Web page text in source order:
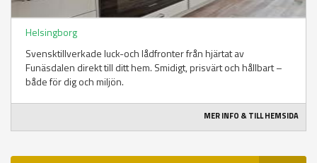
Helsingborg
Svensktillverkade luck-och lådfronter från hjärtat av
Funäsdalen direkt till ditt hem. Smidigt, prisvärt och hållbart –
både för dig och miljön.
MER INFO & TILL HEMSIDA